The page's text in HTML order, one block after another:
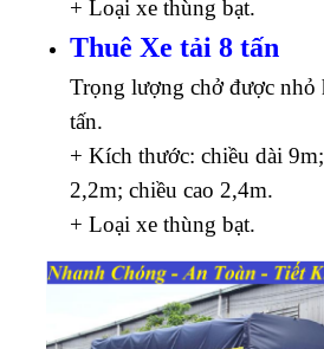
+ Loại xe thùng bạt.
Thuê Xe tải 8 tấn
Trọng lượng chở được nhỏ
tấn.
+ Kích thước: chiều dài
2,2m; chiều cao 2,4m.
+ Loại xe thùng bạt.